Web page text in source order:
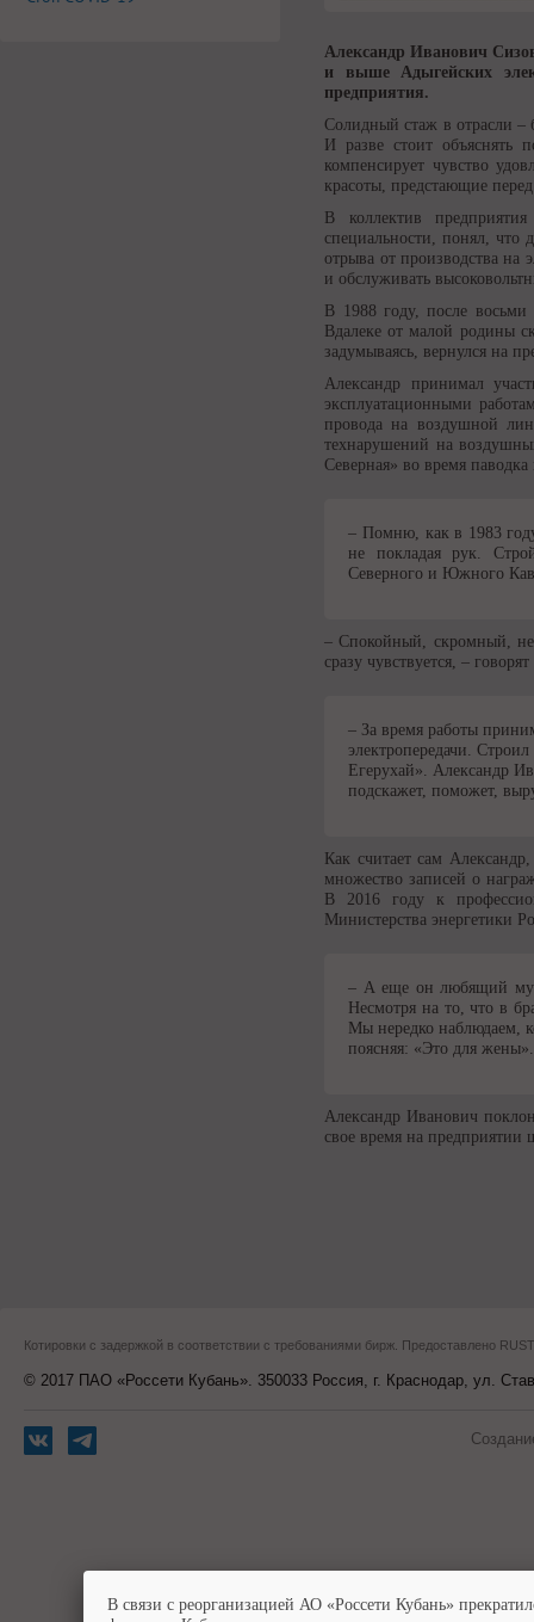
Александр Иванович
и выше Адыгейских
предприятия.
Солидный стаж в отрасли –
И разве стоит
компенсирует чувство
красоты, предстающие
В коллектив
специальности, понял, что
отрыва от производства на
и обслуживать
В 1988 году, после
Вдалеке от малой родины
задумываясь, вернулся на
Александр принимал
эксплуатационными
провода на воздушной
технарушений на
Северная» во время
– Помню, как в 1983
не покладая рук.
Северного и Южного
– Спокойный, скромный,
сразу чувствуется, –
– За время работы
электропередачи.
Егерухай». Александр
подскажет, поможет,
Как считает сам
множество записей о
В 2016 году к
Министерства энергетики
– А еще он любящий муж
Несмотря на то, что в
Мы нередко наблюдаем,
поясняя: «Это для жены».
Александр Иванович
свое время на
Котировки с задержкой в соответствии с требованиями бирж. Предоставлено
© 2017 ПАО «Россети Кубань». 350033 Россия, г. Краснодар, ул.
В связи с реорганизацией АО «Россети Кубань»